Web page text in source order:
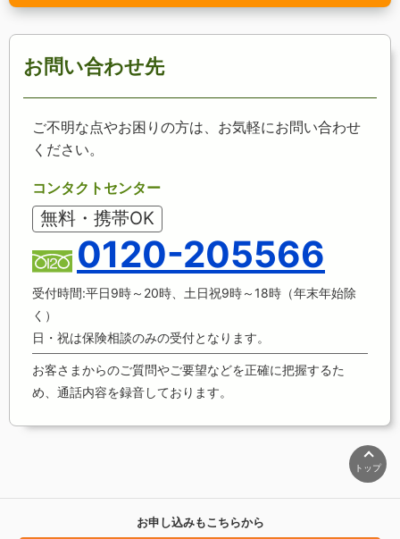
お問い合わせ先
ご不明な点やお困りの方は、お気軽にお問い合わせ
ください。
コンタクトセンター
0120-205566
無料・携帯OK
受付時間:平日9時～20時、土日祝9時～18時（年末年始除
く）
日・祝は保険相談のみの受付となります。
お客さまからのご質問やご要望などを正確に把握するた
め、通話内容を録音しております。
トップ
お申し込みもこちらから